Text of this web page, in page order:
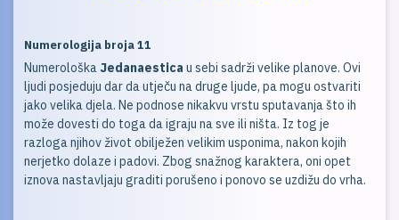
Numerologija broja 11
NumerološkaJedanaestica u sebi sadrži velike planove. Ovi
ljudi posjeduju dar da utječu na druge ljude, pa mogu ostvariti
jako velika djela. Ne podnose nikakvu vrstu sputavanja što ih
može dovesti do toga da igraju na sve ili ništa. Iz tog je
razloga njihov život obilježen velikim usponima, nakon kojih
nerjetko dolaze i padovi. Zbog snažnog karaktera, oni opet
iznova nastavljaju graditi porušeno i ponovo se uzdižu do vrha.